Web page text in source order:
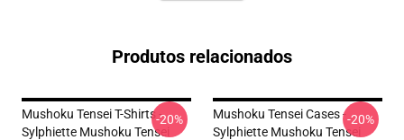
Produtos relacionados
Mushoku Tensei T-Shirts -
Sylphiette Mushoku Tensei
-20%
Mushoku Tensei Cases -
Sylphiette Mushoku Tensei
-20%